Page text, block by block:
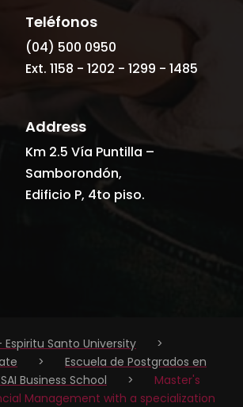
Teléfonos
(04) 500 0950
Ext. 1158 - 1202 - 1299 - 1485
Address
Km 2.5 Vía Puntilla –
Samborondón,
Edificio P, 4to piso.
Espiritu Santo University
>
>
Escuela de Postgrados en
Business School
>
Master's
Management with a specialization